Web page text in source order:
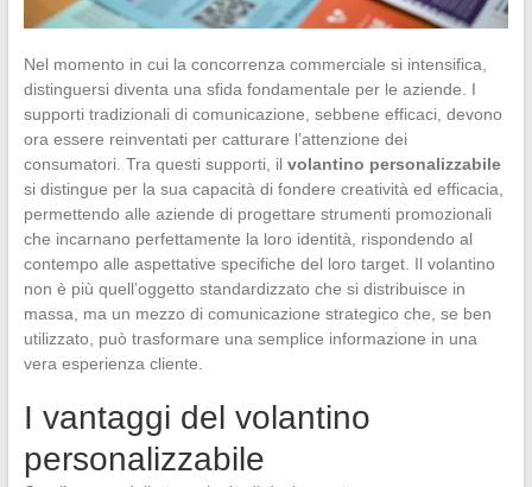
Nel momento in cui la concorrenza commerciale si intensifica,
distinguersi diventa una sfida fondamentale per le aziende. I
supporti tradizionali di comunicazione, sebbene efficaci, devono
ora essere reinventati per catturare l’attenzione dei
consumatori. Tra questi supporti, il volantino personalizzabile
si distingue per la sua capacità di fondere creatività ed efficacia,
permettendo alle aziende di progettare strumenti promozionali
che incarnano perfettamente la loro identità, rispondendo al
contempo alle aspettative specifiche del loro target. Il volantino
non è più quell’oggetto standardizzato che si distribuisce in
massa, ma un mezzo di comunicazione strategico che, se ben
utilizzato, può trasformare una semplice informazione in una
vera esperienza cliente.
I vantaggi del volantino
personalizzabile